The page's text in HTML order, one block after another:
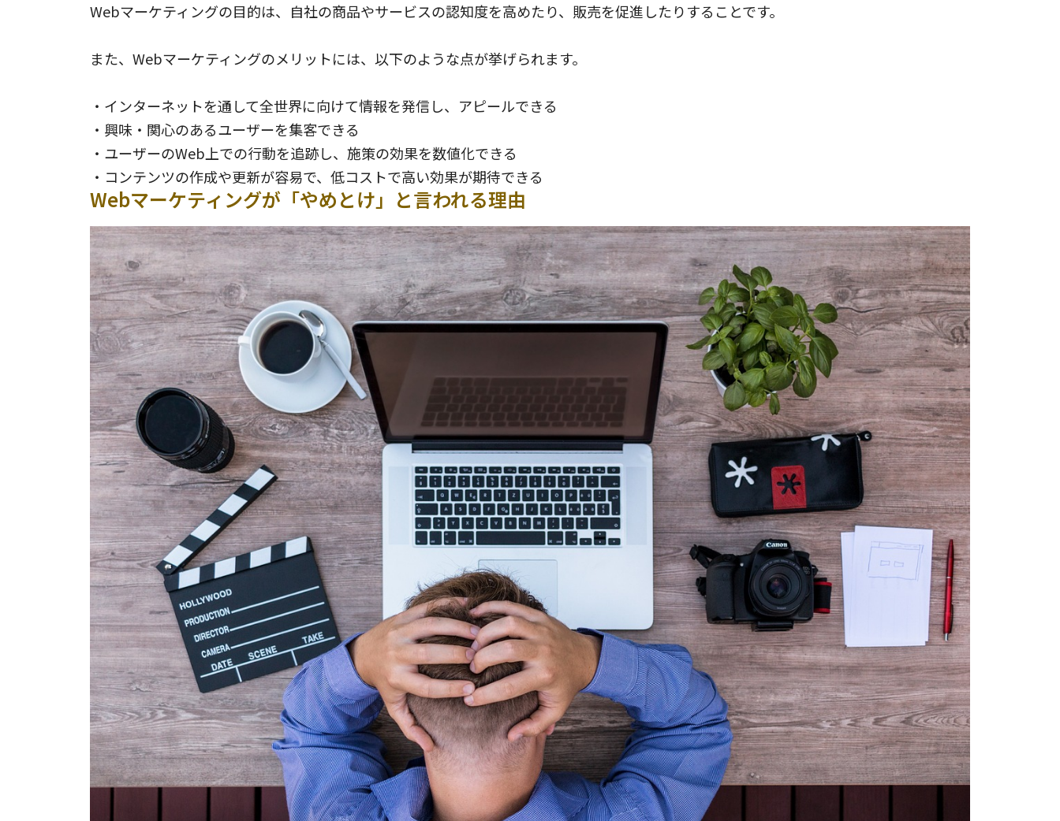
Webマーケティングの目的は、自社の商品やサービスの認知度を高めたり、販売を促進したりすることです。
また、Webマーケティングのメリットには、以下のような点が挙げられます。
・インターネットを通して全世界に向けて情報を発信し、アピールできる
・興味・関心のあるユーザーを集客できる
・ユーザーのWeb上での行動を追跡し、施策の効果を数値化できる
・コンテンツの作成や更新が容易で、低コストで高い効果が期待できる
Webマーケティングが「やめとけ」と言われる理由